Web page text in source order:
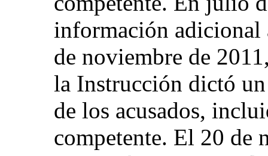
información
de noviembre de
la Instrucción dictó un
de los acusados,
competente. El 20 de